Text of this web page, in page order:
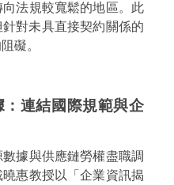
法規較寬鬆的地區。此
對未具直接契約關係的
礙。
連結國際規範與企
據與供應鏈勞權盡職調
惠教授以「企業資訊揭